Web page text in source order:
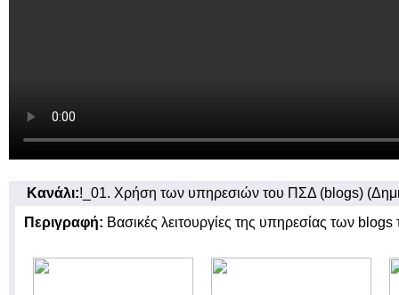
Κανάλι:!_01. Χρήση των υπηρεσιών του ΠΣΔ (blogs)
Περιγραφή: Βασικές λειτουργίες της υπηρεσίας των